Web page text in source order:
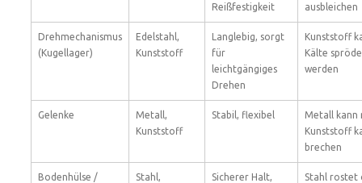
Reißfestigkeit
ausbleichen
Drehmechanismus
(Kugellager)
Edelstahl,
Kunststoff
Langlebig, sorgt
für
leichtgängiges
Drehen
Kunststoff
Kälte spröde
werden
Gelenke
Metall,
Kunststoff
Stabil, flexibel
Metall kann
Kunststoff
brechen
Bodenhülse /
Stahl,
Sicherer Halt,
Stahl rostet